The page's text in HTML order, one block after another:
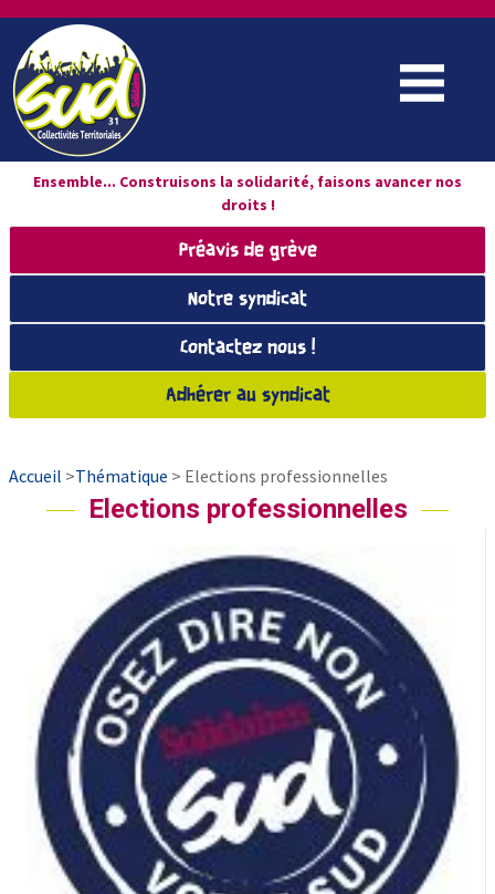
Ensemble... Construisons la solidarité, faisons avancer nos
droits !
Préavis de grève
Notre syndicat
Contactez nous !
Adhérer au syndicat
Accueil >Thématique > Elections professionnelles
Elections professionnelles